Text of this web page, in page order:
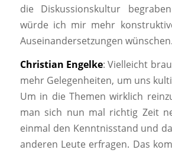
die Diskussionskultur
würde ich mir mehr
Auseinandersetzungen wünschen.
Christian Engelke: Vielleicht
mehr Gelegenheiten, um uns
Um in die Themen wirklich
man sich nun mal richtig Zeit
einmal den Kenntnisstand und
anderen Leute erfragen. Das